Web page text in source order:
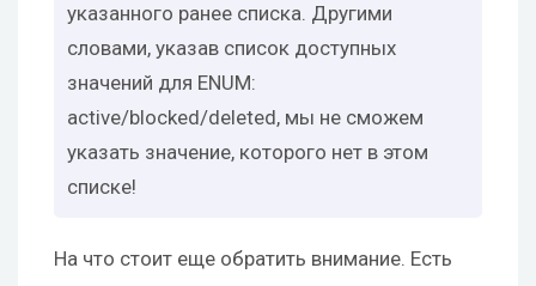
указанного ранее списка. Другими
словами, указав список доступных
значений для ENUM:
active/blocked/deleted, мы не сможем
указать значение, которого нет в этом
списке!
На что стоит еще обратить внимание. Есть